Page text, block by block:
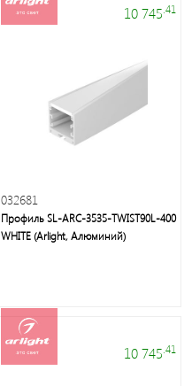
10 745 .41
032681
Профиль SL-ARC-3535-TWIST90L-400
WHITE (Arlight, Алюминий)
10 745 .41